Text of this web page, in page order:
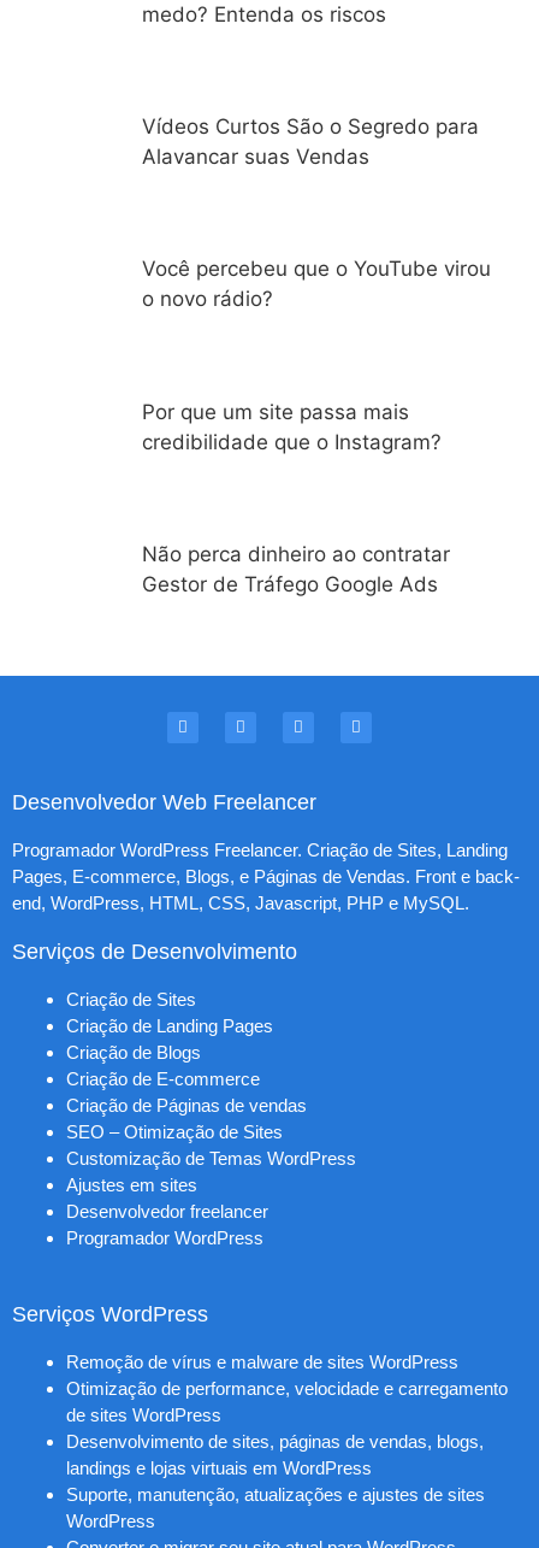
medo? Entenda os riscos
Vídeos Curtos São o Segredo para
Alavancar suas Vendas
Você percebeu que o YouTube virou
o novo rádio?
Por que um site passa mais
credibilidade que o Instagram?
Não perca dinheiro ao contratar
Gestor de Tráfego Google Ads
Desenvolvedor Web Freelancer
Programador WordPress Freelancer. Criação de Sites, Landing
Pages, E-commerce, Blogs, e Páginas de Vendas. Front e back-
end, WordPress, HTML, CSS, Javascript, PHP e MySQL.
Serviços de Desenvolvimento
Criação de Sites
Criação de Landing Pages
Criação de Blogs
Criação de E-commerce
Criação de Páginas de vendas
SEO – Otimização de Sites
Customização de Temas WordPress
Ajustes em sites
Desenvolvedor freelancer
Programador WordPress
Serviços WordPress
Remoção de vírus e malware de sites WordPress
Otimização de performance, velocidade e carregamento
de sites WordPress
Desenvolvimento de sites, páginas de vendas, blogs,
landings e lojas virtuais em WordPress
Suporte, manutenção, atualizações e ajustes de sites
WordPress